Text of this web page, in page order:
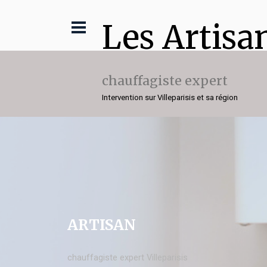
Les
chauffagiste expert
Intervention sur Villeparisis et sa région
ARTISAN
chauffagiste expert Villeparisis